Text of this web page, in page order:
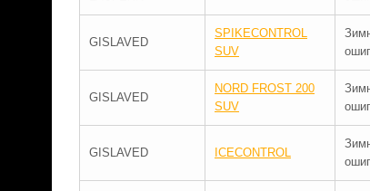
GISLAVED
SPIKECONTROL
SUV
GISLAVED
NORD FROST 200
SUV
GISLAVED ICECONTROL